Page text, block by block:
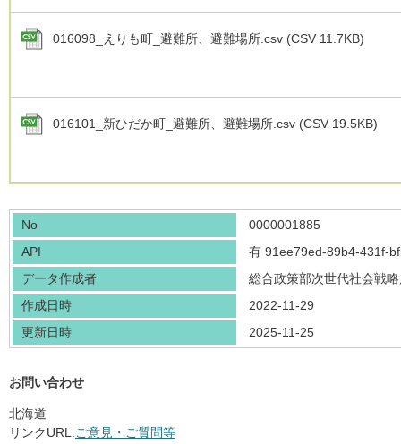
016098_えりも町_避難所、避難場所.csv (CSV 11.7KB)
016101_新ひだか町_避難所、避難場所.csv (CSV 19.5KB)
No
0000001885
API
有 91ee79ed-89b4-431f-
データ作成者
総合政策部次世代社会戦
作成日時
2022-11-29
更新日時
2025-11-25
お問い合わせ
北海道
リンクURL:ご意見・ご質問等